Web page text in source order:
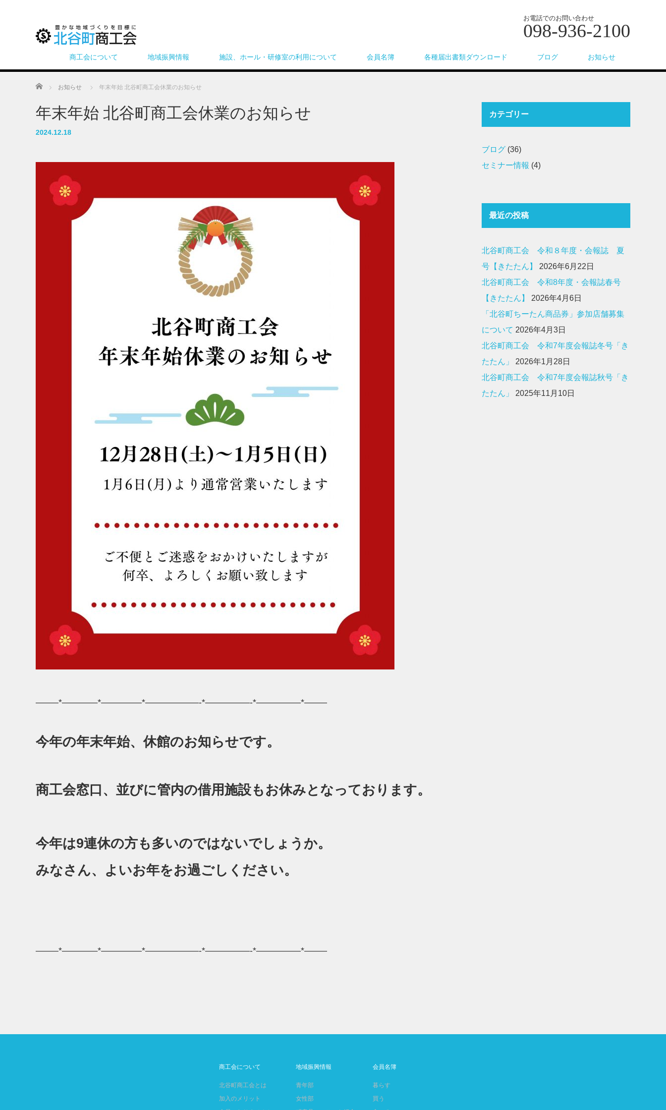
お電話でのお問い合わせ
098-936-2100
商工会について 地域振興情報 施設、ホール・研修室の利用について 会員名簿 各種届出書類ダウンロード ブログ お知らせ
ホーム お知らせ 年末年始 北谷町商工会休業のお知らせ
年末年始 北谷町商工会休業のお知らせ
2024.12.18
——–*————*————–*——————-*—————-*—————*——–
今年の年末年始、休館のお知らせです。
商工会窓口、並びに管内の借用施設もお休みとなっております。
今年は9連休の方も多いのではないでしょうか。
みなさん、よいお年をお過ごしください。
——–*————*————–*——————-*—————-*—————*——–
カテゴリー
ブログ (36)
セミナー情報 (4)
最近の投稿
北谷町商工会 令和８年度・会報誌 夏
号【きたたん】
2026年6月22日
北谷町商工会 令和8年度・会報誌春号
【きたたん】
2026年4月6日
「北谷町ちーたん商品券」参加店舗募集
について 2026年4月3日
北谷町商工会 令和7年度会報誌冬号「き
たたん」
2026年1月28日
北谷町商工会 令和7年度会報誌秋号「き
たたん」
2025年11月10日
商工会について
北谷町商工会とは
加入のメリット
地域振興情報
青年部
女性部
会員名簿
暮らす
買う